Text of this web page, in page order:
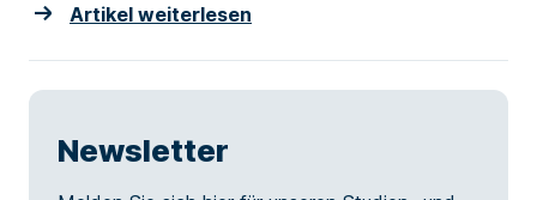
Artikel weiterlesen
Newsletter